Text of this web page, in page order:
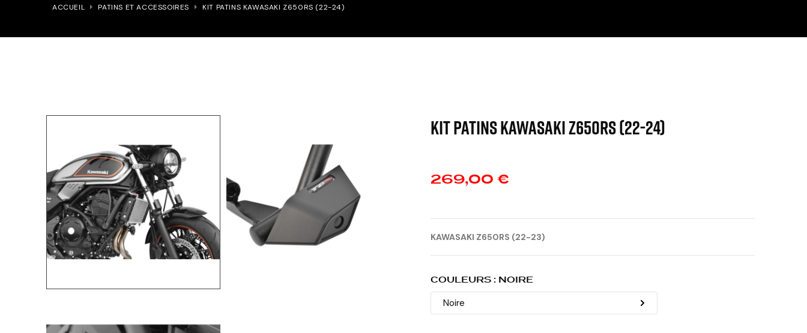
ACCUEIL PATINS ET ACCESSOIRES KIT PATINS KAWASAKI Z650RS (22-24)
KIT PATINS KAWASAKI Z650RS (22-24)
269,00 €
KAWASAKI Z650RS (22-23)
COULEURS : NOIRE